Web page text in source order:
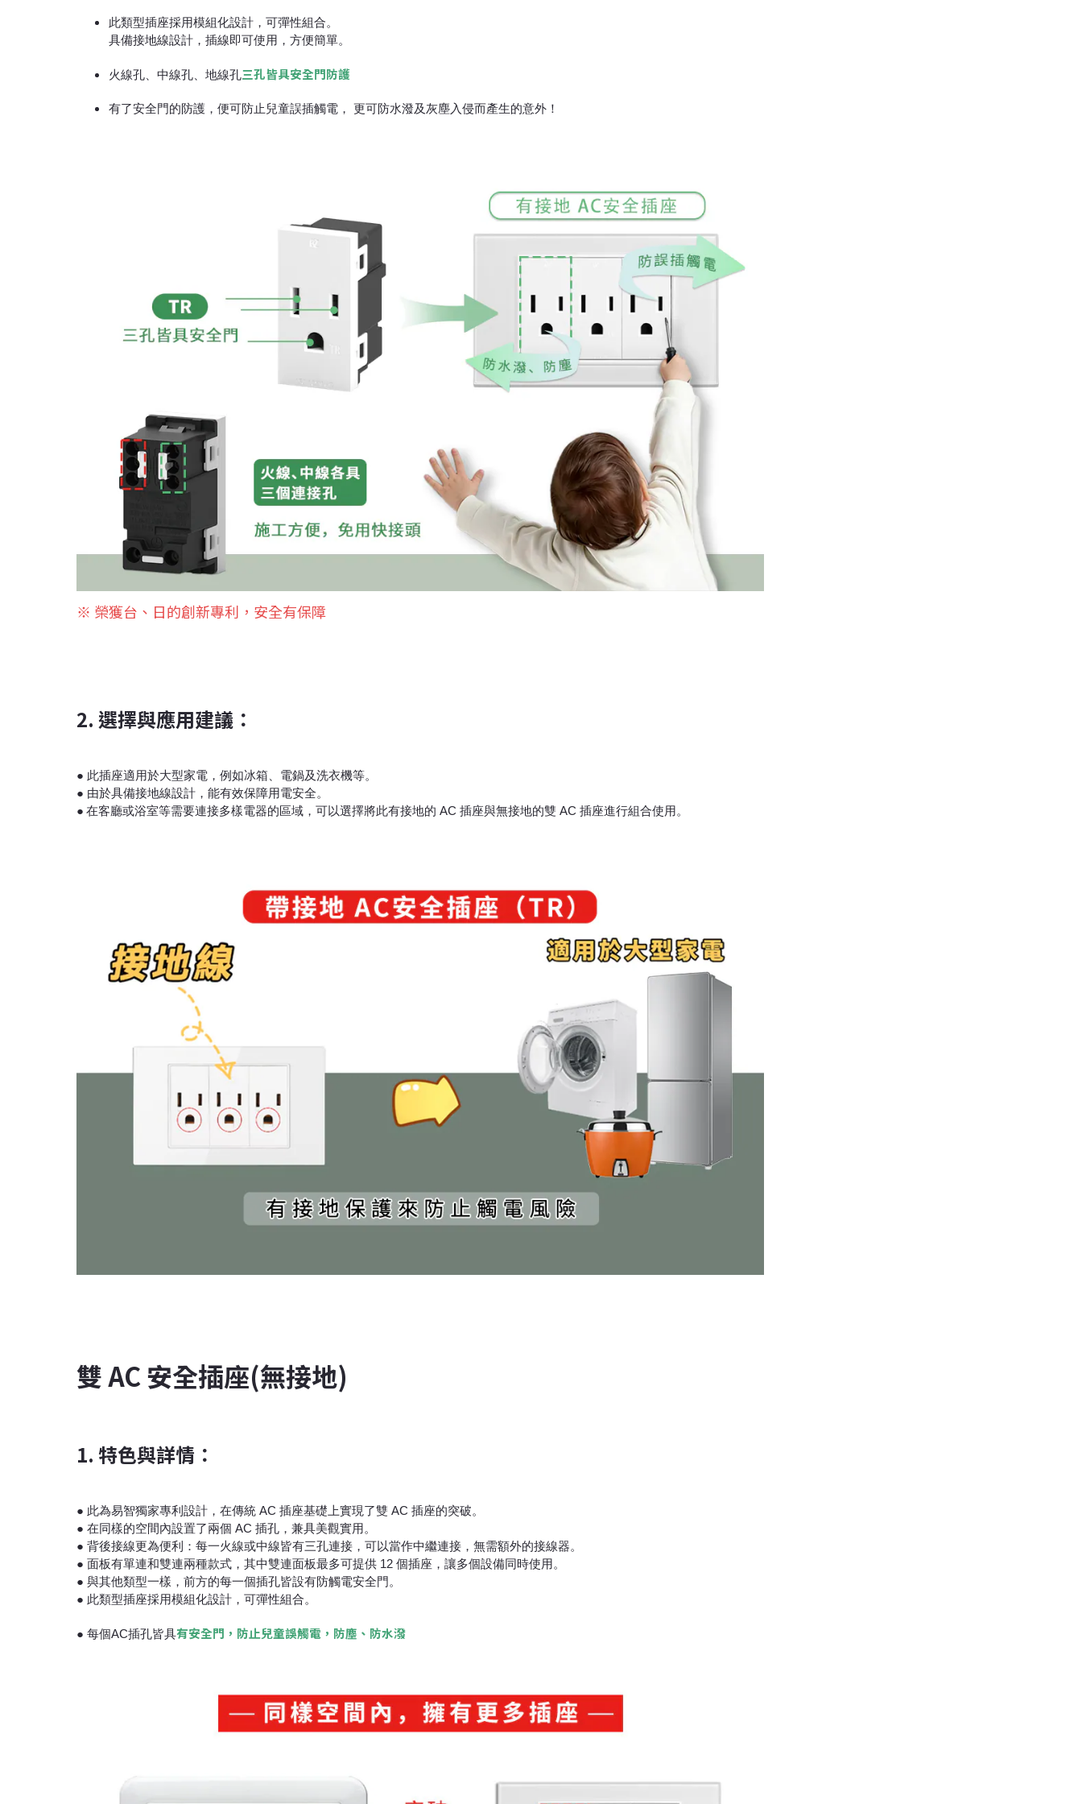
此類型插座採用模組化設計，可彈性組合。
具備接地線設計，插線即可使用，方便簡單。
火線孔、中線孔、地線孔三孔皆具安全門防護
有了安全門的防護，便可防止兒童誤插觸電， 更可防水潑及灰塵入侵而產生的意外！
※ 榮獲台、日的創新專利，安全有保障
2. 選擇與應用建議：
● 此插座適用於大型家電，例如冰箱、電鍋及洗衣機等。
● 由於具備接地線設計，能有效保障用電安全。
● 在客廳或浴室等需要連接多樣電器的區域，可以選擇將此有接地的 AC 插座與無接地的雙 AC 插座進行組合使用。
雙 AC 安全插座(無接地)
1. 特色與詳情：
● 此為易智獨家專利設計，在傳統 AC 插座基礎上實現了雙 AC 插座的突破。
● 在同樣的空間內設置了兩個 AC 插孔，兼具美觀實用。
● 背後接線更為便利：每一火線或中線皆有三孔連接，可以當作中繼連接，無需額外的接線器。
● 面板有單連和雙連兩種款式，其中雙連面板最多可提供 12 個插座，讓多個設備同時使用。
● 與其他類型一樣，前方的每一個插孔皆設有防觸電安全門。
● 此類型插座採用模組化設計，可彈性組合。
● 每個AC插孔皆具有安全門，防止兒童誤觸電，防塵、防水潑